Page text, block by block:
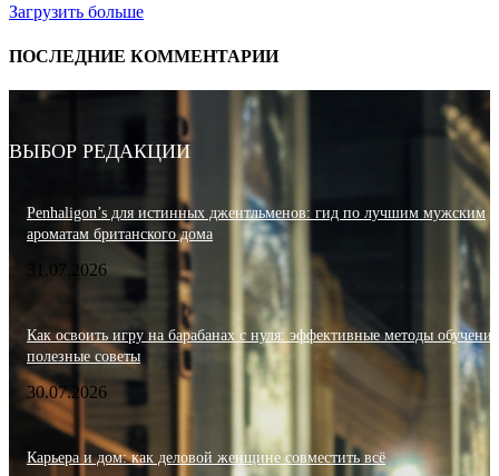
Загрузить больше
ПОСЛЕДНИЕ КОММЕНТАРИИ
ВЫБОР РЕДАКЦИИ
Penhaligon’s для истинных джентльменов: гид по лучшим мужским
ароматам британского дома
31.07.2026
Как освоить игру на барабанах с нуля: эффективные методы
полезные советы
30.07.2026
Карьера и дом: как деловой женщине совместить всё